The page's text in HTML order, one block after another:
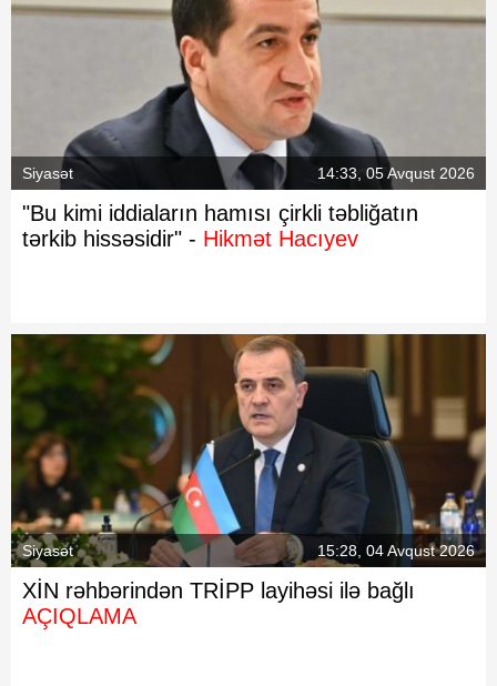
Siyasət 14:33, 05 Avqust 2026
"Bu kimi iddiaların hamısı çirkli təbliğatın
tərkib hissəsidir" - Hikmət Hacıyev
Siyasət 15:28, 04 Avqust 2026
XİN rəhbərindən TRİPP layihəsi ilə bağlı
AÇIQLAMA